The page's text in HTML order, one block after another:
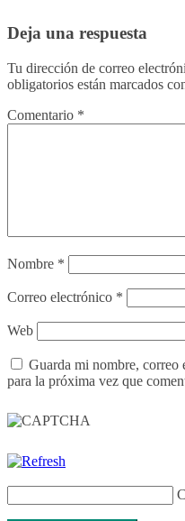
Deja una respuesta
Tu dirección de correo
obligatorios están marcados
Comentario *
Nombre *
Correo electrónico *
Web
Guarda mi nombre, correo
para la próxima vez que